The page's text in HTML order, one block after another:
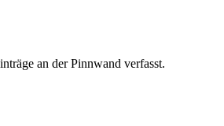
an der Pinnwand verfasst.